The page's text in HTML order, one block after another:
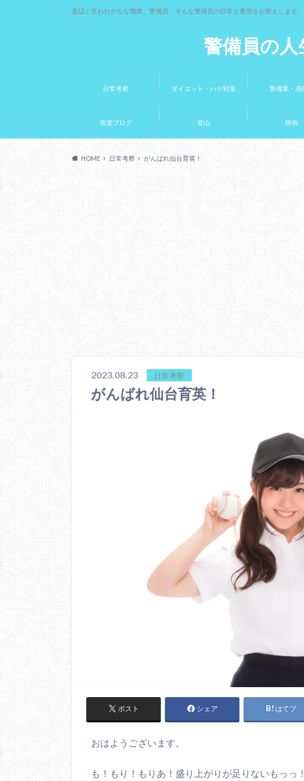
警備員の人
底辺と言われがちな職業、警備員。そんな警備員の日常と裏側をお教えします
日常考察 ダイエット・ハゲ対策 警備業・清
音楽ブログ 登山 映画
HOME 日常考察 がんばれ仙台育英！
2023.08.23 日常考察
がんばれ仙台育英！
ポスト シェア はてブ
おはようございます。
も！もり！もりあ！盛り上がりが足りないもっっ